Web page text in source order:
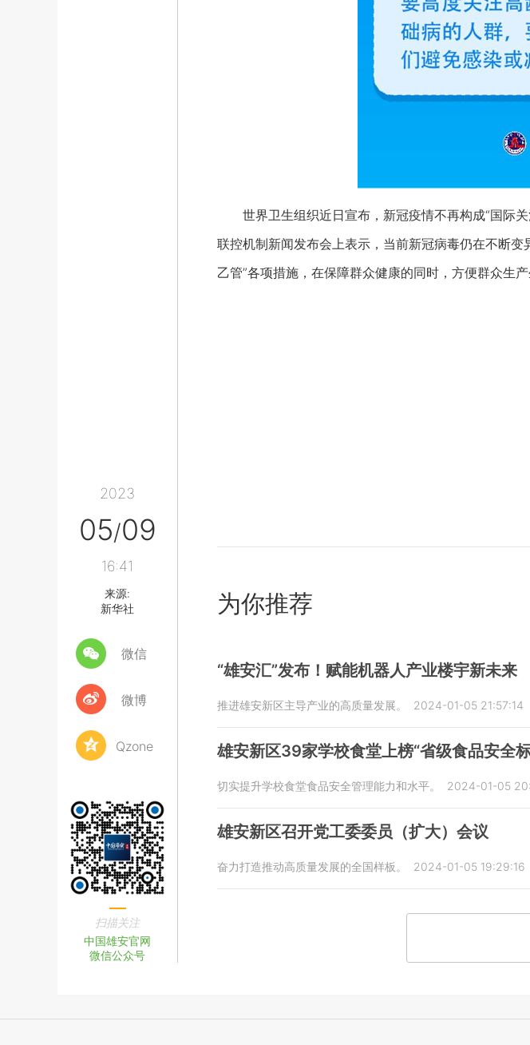
2023
05/09
16:41
来源:
新华社
微信
微博
Qzone
扫描关注
中国雄安官网
微信公众号
世界卫生组织近日宣布，新冠疫情不再构成“国际关
联控机制新闻发布会上表示，当前新冠病毒仍在不断
乙管”各项措施，在保障群众健康的同时，方便群众生
为你推荐
“雄安汇”发布！赋能机器人产业楼宇新未来
推进雄安新区主导产业的高质量发展。 2024-01-05 21:57:14
雄安新区39家学校食堂上榜“省级食品安全
切实提升学校食堂食品安全管理能力和水平。 2024-01-05
雄安新区召开党工委委员（扩大）会议
奋力打造推动高质量发展的全国样板。 2024-01-05 19:29:16